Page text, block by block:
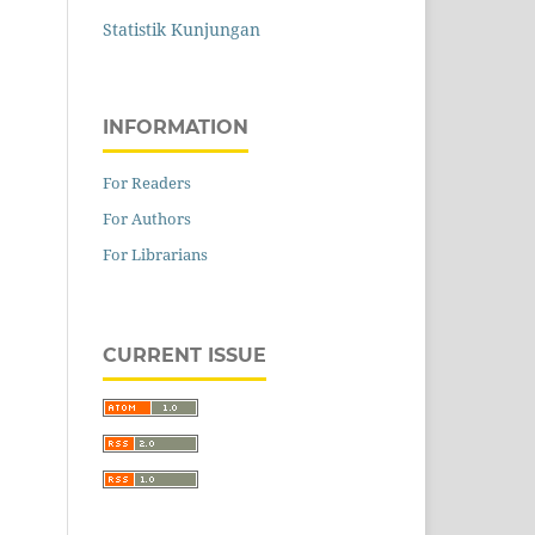
Statistik Kunjungan
INFORMATION
For Readers
For Authors
For Librarians
CURRENT ISSUE